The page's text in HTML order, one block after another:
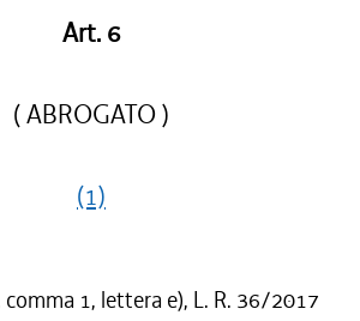
Art. 6
( ABROGATO )
(1)
1, lettera e), L. R. 36/2017